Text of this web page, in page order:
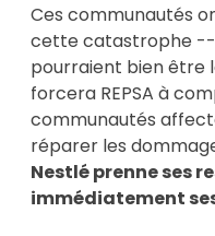
Ces communautés
cette catastrophe --
pourraient bien être
forcera REPSA à
communautés
réparer les
Nestlé prenne ses
immédiatement ses